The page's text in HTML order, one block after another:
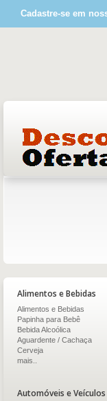
Cadastre-se em
Alimentos e Bebidas
Alimentos e Bebidas
Papinha para Bebê
Bebida Alcoólica
Aguardente / Cachaça
Cerveja
mais..
Automóveis e Veículos